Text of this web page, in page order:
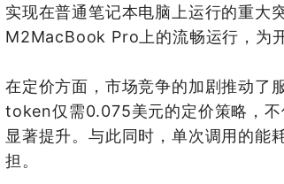
实现在普通笔记本电脑上运行的重
M2MacBook Pro上的流畅运行，为
在定价方面，市场竞争的加剧推动了
token仅需0.075美元的定价策略，
显著提升。与此同时，单次调用的能
担。